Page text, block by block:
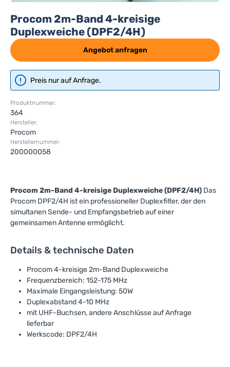
Procom 2m-Band 4-kreisige
Duplexweiche (DPF2/4H)
Angebot anfragen
Preis nur auf Anfrage.
Produktnummer:
364
Hersteller:
Procom
Herstellernummer:
200000058
Procom 2m-Band 4-kreisige Duplexweiche (DPF2/4H) Das
Procom DPF2/4H ist ein professioneller Duplexfilter, der den
simultanen Sende- und Empfangsbetrieb auf einer
gemeinsamen Antenne ermöglicht.
Details & technische Daten
Procom 4-kreisige 2m-Band Duplexweiche
Frequenzbereich: 152-175 MHz
Maximale Eingangsleistung: 50W
Duplexabstand 4-10 MHz
mit UHF-Buchsen, andere Anschlüsse auf Anfrage
lieferbar
Werkscode: DPF2/4H